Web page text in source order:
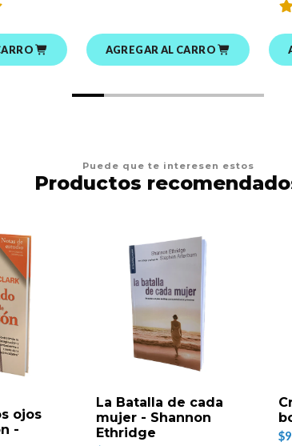
AGREGAR AL CARRO
Puede que te interesen estos
Productos
ojos
-
La Batalla de cada
mujer - Shannon
Ethridge